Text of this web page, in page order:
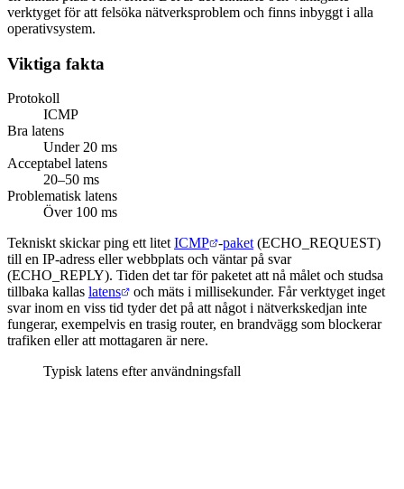
verktyget för att felsöka nätverksproblem och finns inbyggt i alla
operativsystem.
Viktiga fakta
Protokoll
ICMP
Bra latens
Under 20 ms
Acceptabel latens
20–50 ms
Problematisk latens
Över 100 ms
Tekniskt skickar ping ett litet ICMP -paket (ECHO_REQUEST)
till en IP-adress eller webbplats och väntar på svar
(ECHO_REPLY). Tiden det tar för paketet att nå målet och studsa
tillbaka kallas latens
och mäts i millisekunder. Får verktyget inget
svar inom en viss tid tyder det på att något i nätverkskedjan inte
fungerar, exempelvis en trasig router, en brandvägg som blockerar
trafiken eller att mottagaren är nere.
Typisk latens efter användningsfall